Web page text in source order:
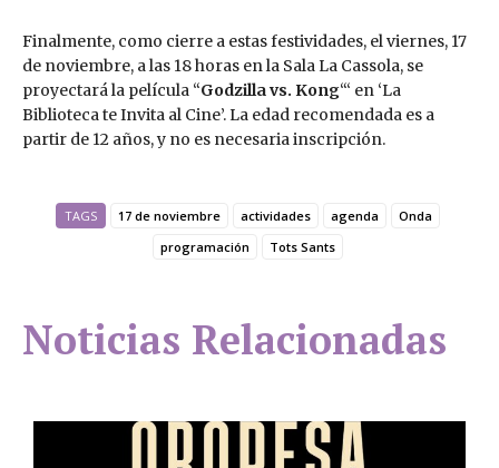
Finalmente, como cierre a estas festividades, el viernes, 17
de noviembre, a las 18 horas en la Sala La Cassola, se
proyectará la película “Godzilla vs. Kong“‘ en ‘La
Biblioteca te Invita al Cine’. La edad recomendada es a
partir de 12 años, y no es necesaria inscripción.
TAGS 17 de noviembre actividades agenda
Onda
programación
Tots Sants
Noticias Relacionadas